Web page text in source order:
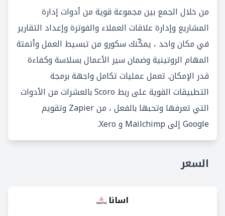
من خلال الجمع بين مجموعة قوية من أدوات إدارة
المشاريع وإدارة علاقات العملاء والفوترة وإعداد التقارير
في مكان واحد ، يمكّنك سكورو من تبسيط العمل وأتمتة
المهام الروتينية وضمان سير الأعمال بسلاسة وكفاءة
قدر الإمكان. تعمل عمليات تكامل واجهة برمجة
التطبيقات القوية على ربط Scoro بالعشرات من الأدوات
التي تعرفها وتحبها بالفعل ، من Zapier وتقويم
Google إلى Mailchimp و Xero.
السعر
اسانا